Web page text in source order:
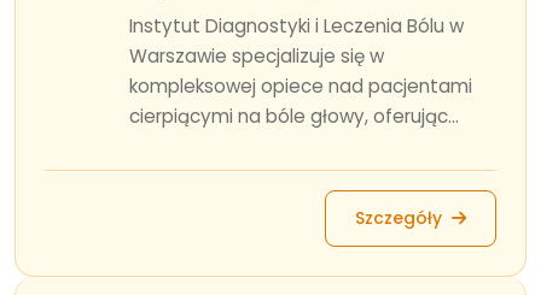
Instytut Diagnostyki i Leczenia Bólu w
Warszawie specjalizuje się w
kompleksowej opiece nad pacjentami
cierpiącymi na bóle głowy, oferując...
Szczegóły